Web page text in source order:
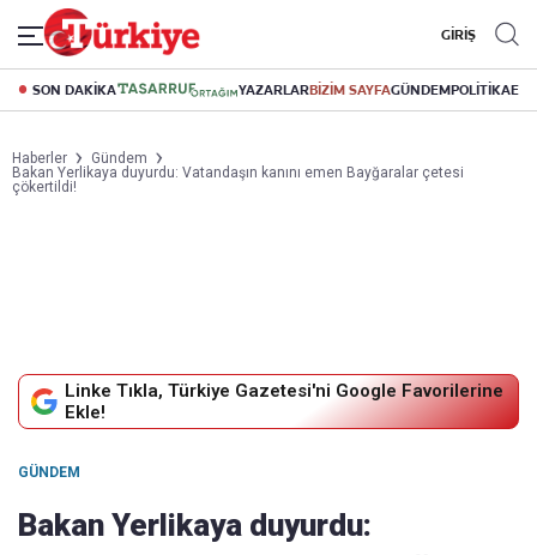
GİRİŞ
SON DAKİKA YAZARLARBİZİM SAYFAGÜNDEMPOLİTİKA
Haberler
Gündem
Bakan Yerlikaya duyurdu: Vatandaşın kanını emen Bayğaralar çetesi
çökertildi!
Linke Tıkla, Türkiye Gazetesi'ni Google Favorilerine
Ekle!
GÜNDEM
Bakan Yerlikaya duyurdu: